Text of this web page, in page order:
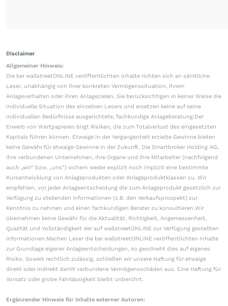
Disclaimer
Allgemeiner Hinweis:
Die bei wallstreetONLINE veröffentlichten Inhalte richten sich an sämtliche
Leser, unabhängig von ihrer konkreten Vermögenssituation, ihrem
Anlageverhalten oder ihren Anlagezielen. Sie berücksichtigen in keiner Weise die
individuelle Situation des einzelnen Lesers und ersetzen keine auf seine
individuellen Bedürfnisse ausgerichtete, fachkundige Anlageberatung.Der
Erwerb von Wertpapieren birgt Risiken, die zum Totalverlust des eingesetzten
Kapitals führen können. Etwaige in der Vergangenheit erzielte Gewinne bieten
keine Gewähr für etwaige Gewinne in der Zukunft. Die Smartbroker Holding AG,
ihre verbundenen Unternehmen, ihre Organe und ihre Mitarbeiter (nachfolgend
auch „wir“ bzw. „uns“) sichern weder explizit noch implizit eine bestimmte
Kursentwicklung von Anlageprodukten oder Anlageproduktklassen zu. Wir
empfehlen, vor jeder Anlageentscheidung die zum Anlageprodukt gesetzlich zur
Verfügung zu stellenden Informationen (z.B. den Verkaufsprospekt) zur
Kenntnis zu nehmen und einen fachkundigen Berater zu konsultieren.Wir
übernehmen keine Gewähr für die Aktualität, Richtigkeit, Angemessenheit,
Qualität und Vollständigkeit der auf wallstreetONLINE zur Verfügung gestellten
Informationen.Machen Leser die bei wallstreetONLINE veröffentlichten Inhalte
zur Grundlage eigener Anlageentscheidungen, so geschieht dies auf eigenes
Risiko. Soweit rechtlich zulässig, schließen wir unsere Haftung für etwaige
direkt oder indirekt damit verbundene Vermögensschäden aus. Eine Haftung für
Vorsatz oder grobe Fahrlässigkeit bleibt unberührt.
Ergänzender Hinweis für Inhalte externer Autoren: